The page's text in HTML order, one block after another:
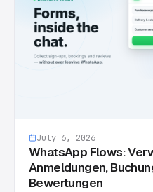
July 6, 2026
WhatsApp Flows:
Anmeldungen,
Bewertungen